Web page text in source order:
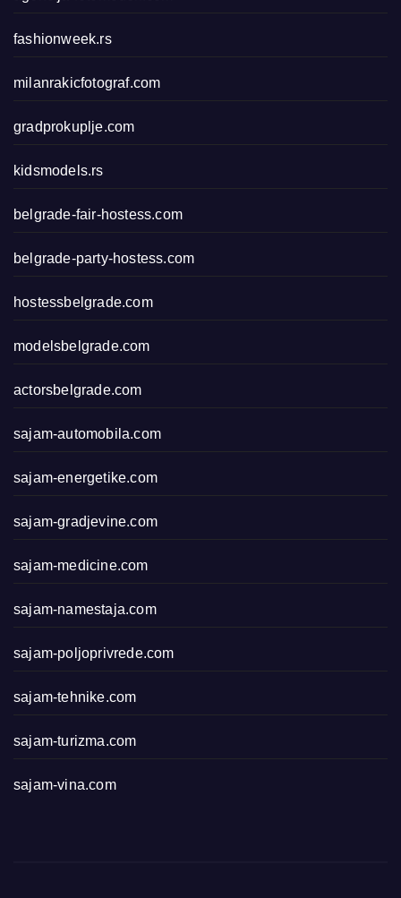
fashionweek.rs
milanrakicfotograf.com
gradprokuplje.com
kidsmodels.rs
belgrade-fair-hostess.com
belgrade-party-hostess.com
hostessbelgrade.com
modelsbelgrade.com
actorsbelgrade.com
sajam-automobila.com
sajam-energetike.com
sajam-gradjevine.com
sajam-medicine.com
sajam-namestaja.com
sajam-poljoprivrede.com
sajam-tehnike.com
sajam-turizma.com
sajam-vina.com